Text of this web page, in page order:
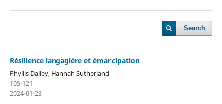
Search
Résilience langagière et émancipation
Phyllis Dalley, Hannah Sutherland
105-121
2024-01-23